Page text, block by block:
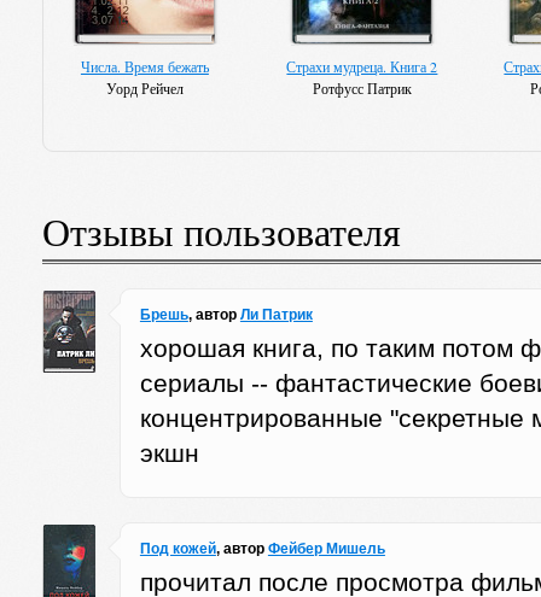
Числа. Время бежать
Уорд Рейчел
Страхи мудреца. Книга 2
Ротфусс Патрик
13 сокровищ
Харрисон Мишель
Отзывы пользователя
Брешь, автор Ли Патрик
хорошая книга, по таким потом
сериалы -- фантастические
концентрированные "секретные
экшн
Под кожей, автор Фейбер Мишель
прочитал после просмотра